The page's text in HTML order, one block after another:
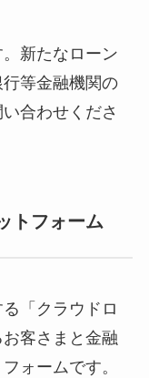
新たなローン
等金融機関の
合わせくださ
トフォーム
「クラウドロ
客さまと金融
ォームです。